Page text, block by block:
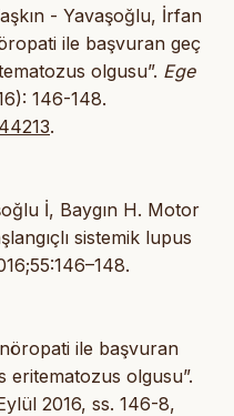
- Yavaşoğlu, İrfan
ile başvuran geç
olgusu”. Ege
146-148.
.
İ, Baygın H. Motor
sistemik lupus
ile başvuran
eritematozus olgusu”.
2016, ss. 146-8,